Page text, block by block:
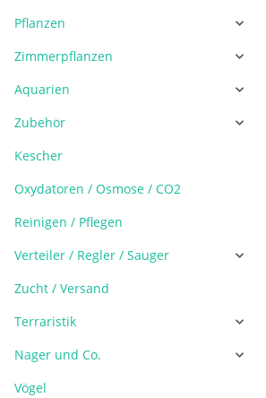
Pflanzen
Zimmerpflanzen
Aquarien
Zubehör
Kescher
Oxydatoren / Osmose / CO2
Reinigen / Pflegen
Verteiler / Regler / Sauger
Zucht / Versand
Terraristik
Nager und Co.
Vögel